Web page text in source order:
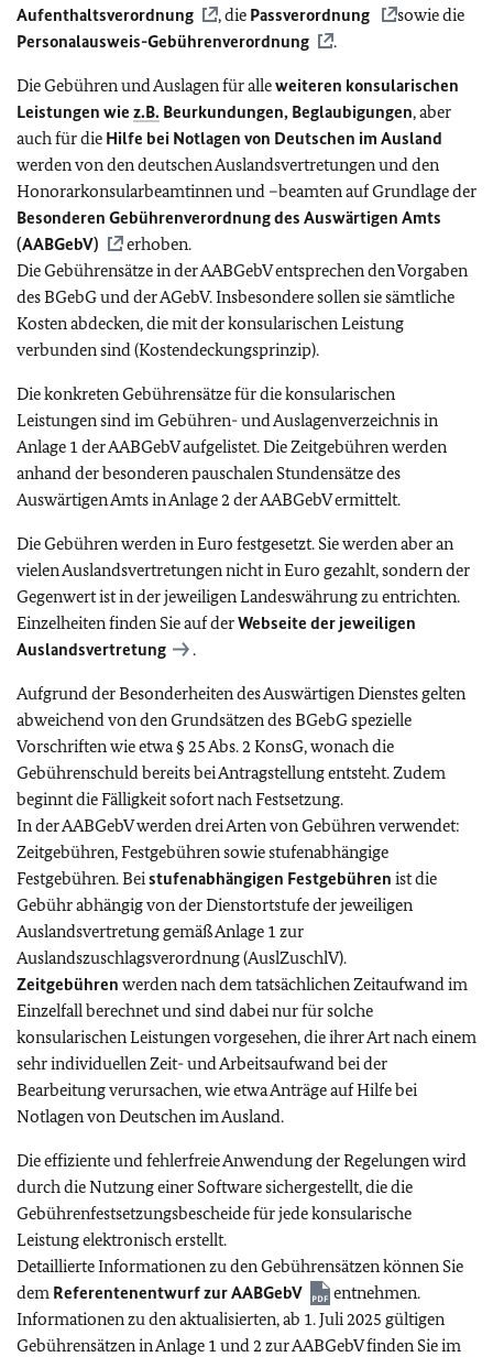
Aufenthaltsverordnung
, die Passverordnung
sowie die
Personalausweis-Gebührenverordnung
.
Die Gebühren und Auslagen für alleweiteren konsularischen
Leistungen wie z.B. Beurkundungen, Beglaubigungen, aber
auch für die Hilfe bei Notlagen von Deutschen im Ausland
werden von den deutschen Auslandsvertretungen und den
Honorarkonsularbeamtinnen und –beamten auf Grundlage der
Besonderen Gebührenverordnung des Auswärtigen Amts
(AABGebV)
erhoben.
Die Gebührensätze in der AABGebV entsprechen den Vorgaben
des BGebG und der AGebV. Insbesondere sollen sie sämtliche
Kosten abdecken, die mit der konsularischen Leistung
verbunden sind (Kostendeckungsprinzip).
Die konkreten Gebührensätze für die konsularischen
Leistungen sind im Gebühren- und Auslagenverzeichnis in
Anlage 1 der AABGebV aufgelistet. Die Zeitgebühren werden
anhand der besonderen pauschalen Stundensätze des
Auswärtigen Amts in Anlage 2 der AABGebV ermittelt.
Die Gebühren werden in Euro festgesetzt. Sie werden aber an
vielen Auslandsvertretungen nicht in Euro gezahlt, sondern der
Gegenwert ist in der jeweiligen Landeswährung zu entrichten.
Einzelheiten finden Sie auf derWebseite der jeweiligen
Auslandsvertretung
.
Aufgrund der Besonderheiten des Auswärtigen Dienstes gelten
abweichend von den Grundsätzen des BGebG spezielle
Vorschriften wie etwa § 25 Abs. 2 KonsG, wonach die
Gebührenschuld bereits bei Antragstellung entsteht. Zudem
beginnt die Fälligkeit sofort nach Festsetzung.
In der AABGebV werden drei Arten von Gebühren verwendet:
Zeitgebühren, Festgebühren sowie stufenabhängige
Festgebühren. Beistufenabhängigen Festgebühren ist die
Gebühr abhängig von der Dienstortstufe der jeweiligen
Auslandsvertretung gemäß Anlage 1 zur
Auslandszuschlagsverordnung (AuslZuschlV).
Zeitgebühren werden nach dem tatsächlichen Zeitaufwand im
Einzelfall berechnet und sind dabei nur für solche
konsularischen Leistungen vorgesehen, die ihrer Art nach einem
sehr individuellen Zeit- und Arbeitsaufwand bei der
Bearbeitung verursachen, wie etwa Anträge auf Hilfe bei
Notlagen von Deutschen im Ausland.
Die effiziente und fehlerfreie Anwendung der Regelungen wird
durch die Nutzung einer Software sichergestellt, die die
Gebührenfestsetzungsbescheide für jede konsularische
Leistung elektronisch erstellt.
Detaillierte Informationen zu den Gebührensätzen können Sie
dem Referentenentwurf zur AABGebV
entnehmen.
Informationen zu den aktualisierten, ab 1. Juli 2025 gültigen
Gebührensätzen in Anlage 1 und 2 zur AABGebV finden Sie im